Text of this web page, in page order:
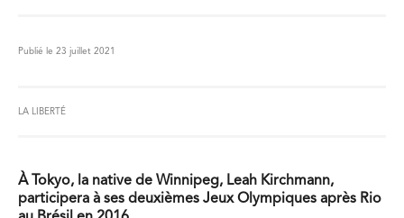
Publié le 23 juillet 2021
LA LIBERTÉ
À Tokyo, la native de Winnipeg, Leah Kirchmann,
participera à ses deuxièmes Jeux Olympiques après Rio